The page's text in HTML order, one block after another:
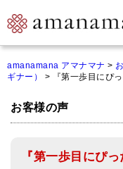
ご来店予約（実店舗）
amanamana アマナマナ >
ギナー）
> 『第一歩目にぴ
お客様の声
『第一歩目にぴ